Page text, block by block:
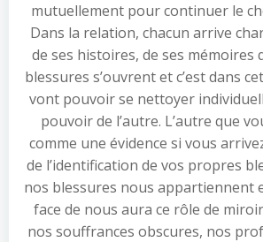
mutuellement pour continuer le
Dans la relation, chacun arrive
de ses histoires, de ses mémoires
blessures s’ouvrent et c’est dans
vont pouvoir se nettoyer
pouvoir de l’autre. L’autre que
comme une évidence si vous
de l’identification de vos propres
nos blessures nous appartiennent
face de nous aura ce rôle de
nos souffrances obscures, nos